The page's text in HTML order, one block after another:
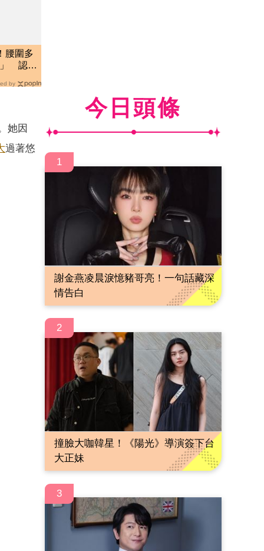
腰圍多
」 認
by
她因
過著悠
今日頭條
1
謝金燕凌晨淚憶豬哥亮！一句話藏深
情告白
2
撞臉大咖韓星！《陽光》導演簽下台
大正妹
3